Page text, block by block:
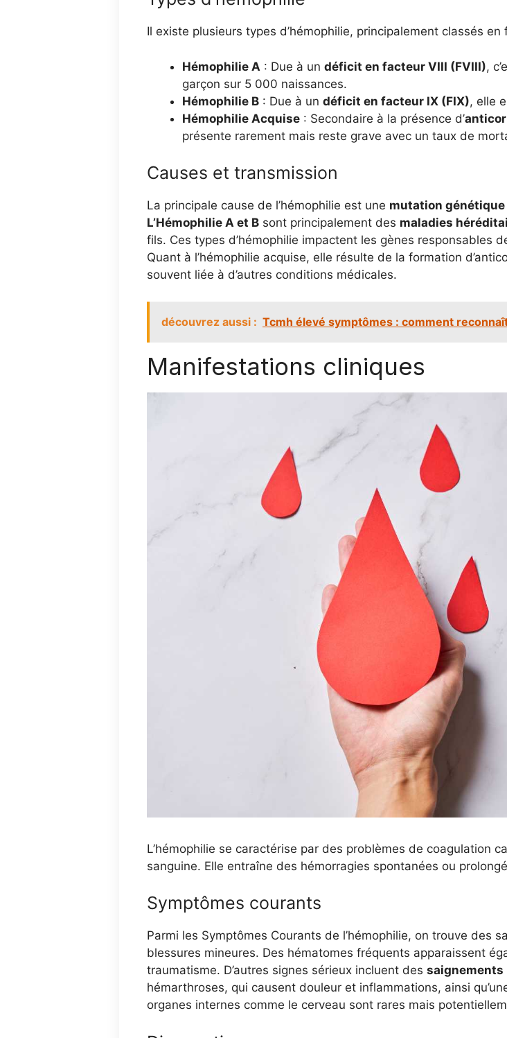
Il existe plusieurs types d’hémophilie, principalement classés en
Hémophilie A : Due à un déficit en facteur VIII (FVIII),
garçon sur 5 000 naissances.
Hémophilie B : Due à un déficit en facteur IX (FIX), elle
Hémophilie Acquise : Secondaire à la présence d’
présente rarement mais reste grave avec un taux de
Causes et transmission
La principale cause de l’hémophilie est une mutation génétique
L’Hémophilie A et B sont principalement des maladies
fils. Ces types d’hémophilie impactent les gènes responsables
Quant à l’hémophilie acquise, elle résulte de la formation
souvent liée à d’autres conditions médicales.
découvrez aussi : Tcmh élevé symptômes : comment
Manifestations cliniques
L’hémophilie se caractérise par des problèmes de coagulation
sanguine. Elle entraîne des hémorragies spontanées ou
Symptômes courants
Parmi les Symptômes Courants de l’hémophilie, on trouve des
blessures mineures. Des hématomes fréquents apparaissent
traumatisme. D’autres signes sérieux incluent des saignements
hémarthroses, qui causent douleur et inflammations, ainsi
organes internes comme le cerveau sont rares mais